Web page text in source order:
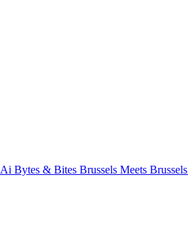
Ai Bytes & Bites Brussels Meets Brussels